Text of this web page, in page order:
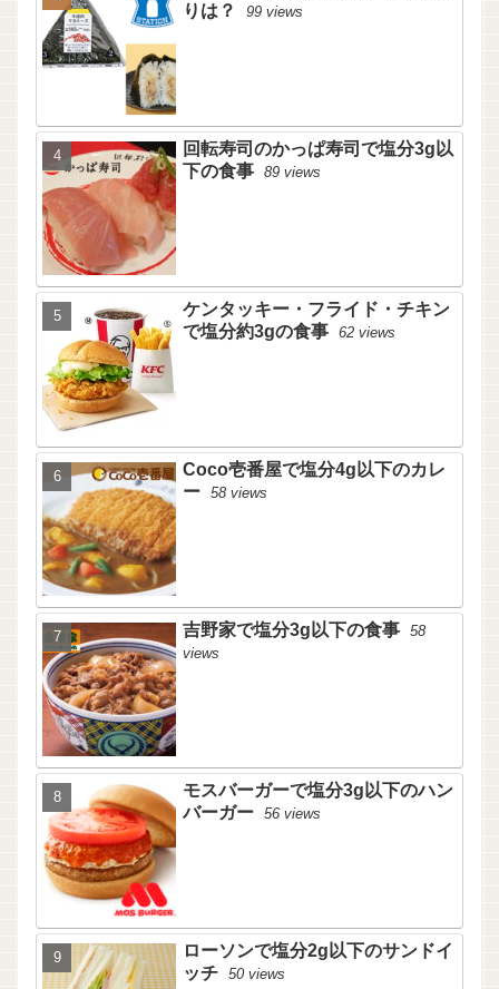
りは？
99 views
回転寿司のかっぱ寿司で塩分3g以
下の食事 89 views
ケンタッキー・フライド・チキン
で塩分約3gの食事 62 views
Coco壱番屋で塩分4g以下のカレ
ー 58 views
吉野家で塩分3g以下の食事 58
views
モスバーガーで塩分3g以下のハン
バーガー 56 views
ローソンで塩分2g以下のサンドイ
ッチ 50 views